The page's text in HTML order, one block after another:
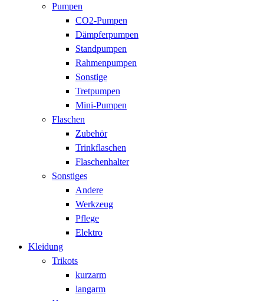
Pumpen
CO2-Pumpen
Dämpferpumpen
Standpumpen
Rahmenpumpen
Sonstige
Tretpumpen
Mini-Pumpen
Flaschen
Zubehör
Trinkflaschen
Flaschenhalter
Sonstiges
Andere
Werkzeug
Pflege
Elektro
Kleidung
Trikots
kurzarm
langarm